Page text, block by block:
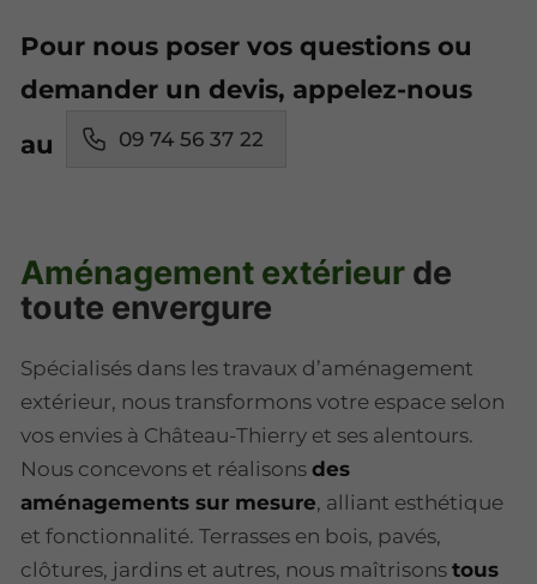
Pour nous poser vos questions ou
demander un devis, appelez-nous
au
09 74 56 37 22
Aménagement extérieur de
toute envergure
Spécialisés dans les travaux d’aménagement
extérieur, nous transformons votre espace selon
vos envies à Château-Thierry et ses alentours.
Nous concevons et réalisons des
aménagements sur mesure, alliant esthétique
et fonctionnalité. Terrasses en bois, pavés,
clôtures, jardins et autres, nous maîtrisons tous